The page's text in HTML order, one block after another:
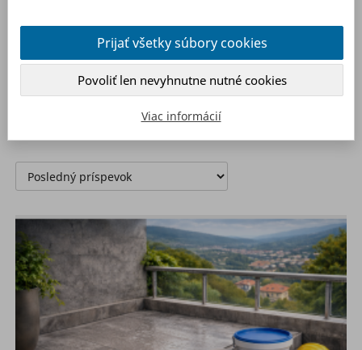
MATERIÁLY
Prehľad materiálov, ktoré sa používajú pri hydroizolácii –
od penetračných náterov až po moderné striekané
systémy. Pomôže vám pochopiť, ako si vybrať správne
riešenie pre konkrétnu stavbu.
Prijať všetky súbory cookies
Povoliť len nevyhnutne nutné cookies
Viac informácií